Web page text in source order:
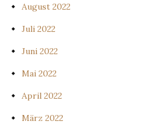
August 2022
Juli 2022
Juni 2022
Mai 2022
April 2022
März 2022